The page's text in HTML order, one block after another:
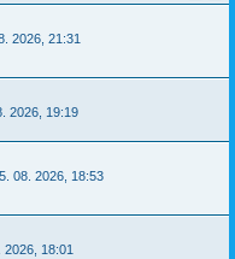
2026, 21:31
2026, 19:19
08. 2026, 18:53
2026, 18:01